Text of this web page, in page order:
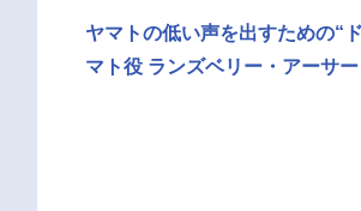
ヤマトの低い声を出すための“
マト役 ランズベリー・アーサ